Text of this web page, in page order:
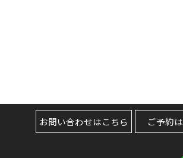
お問い合わせはこちら ご予約